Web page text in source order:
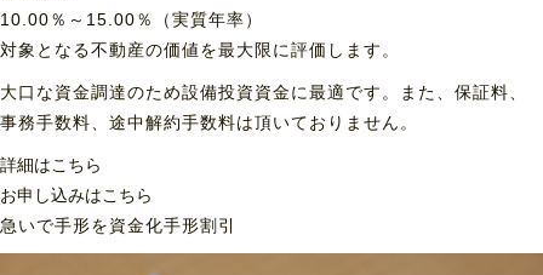
10.00％～15.00％（実質年率）
対象となる不動産の価値を最大限に評価します。
大口な資金調達のため設備投資資金に最適です。また、保証料、
事務手数料、途中解約手数料は頂いておりません。
詳細はこちら
お申し込みはこちら
急いで手形を資金化手形割引